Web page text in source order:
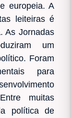
europeia. A
leiteiras é
As Jornadas
um
Foram
para
muitas
política de